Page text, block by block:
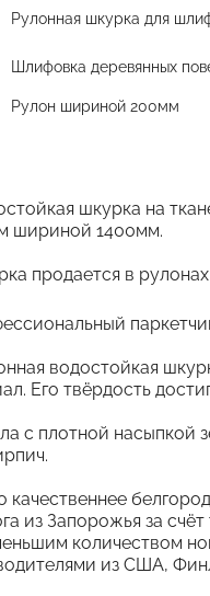
Рулонная шкурка для
Шлифовка деревянных
Рулон шириной 200мм
шкурка на
шириной 1400мм.
продается в
водостойкая
Его твёрдость
с плотной насыпкой
качественнее
из Запорожья за
количеством
из США,